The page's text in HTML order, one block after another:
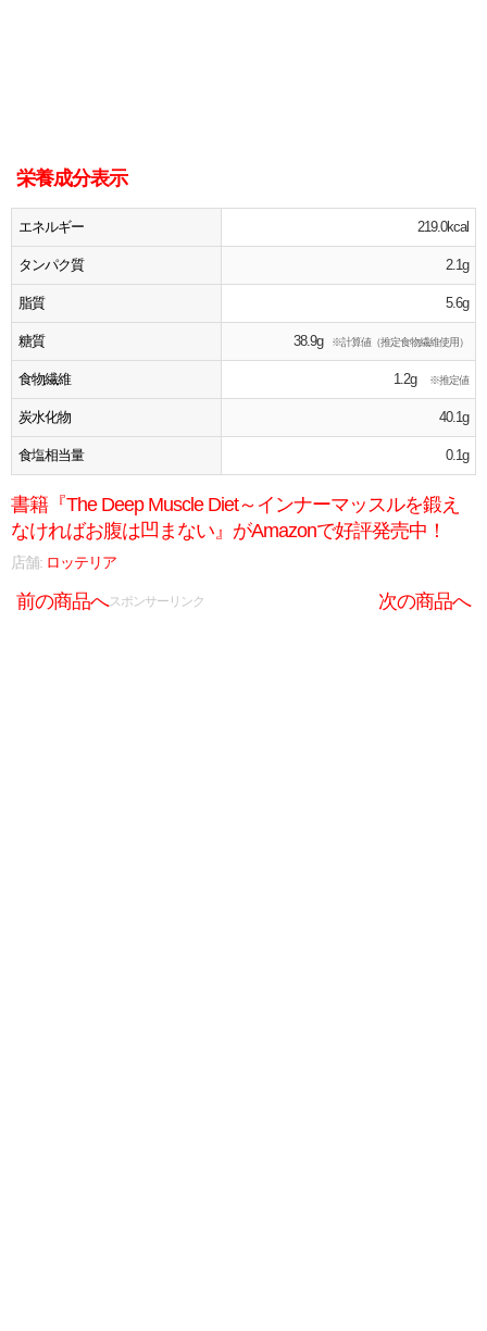
栄養成分表示
エネルギー 219.0kcal
タンパク質 2.1g
脂質 5.6g
糖質 38.9g ※計算値（推定食物繊維使用）
食物繊維 1.2g ※推定値
炭水化物 40.1g
食塩相当量 0.1g
書籍『The Deep Muscle Diet～インナーマッスルを鍛え
なければお腹は凹まない』がAmazonで好評発売中！
店舗: ロッテリア
前の商品へ 次の商品へ
スポンサーリンク